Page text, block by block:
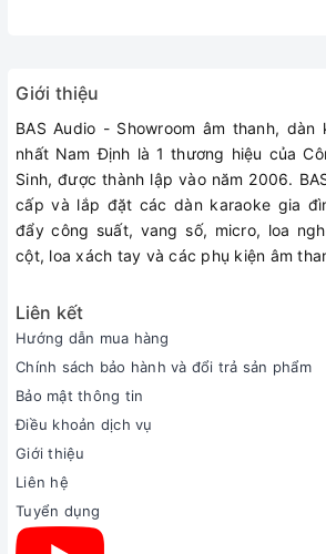
có cổng 3,5mm một cách dễ dàng như
Bose S1 Pro
?? CHÍNH SÁCH MUA BÁN HÀNG
Cam kết sản phẩm chính hãng 100%,
nếu sản phẩm bị lỗi do vận chuyển
Quý khách lấy "Mã giảm giá" trước
hưởng ưu đãi khi mua hàng.
Sản phẩm luôn được kiểm tra kỹ &
Quý khách vui lòng kiểm tra lại mã
trước khi đặt hàng
Giao hàng toàn quốc
☎️ HOTLINE 24/7: 094 309 6698
Showroom: 573 Trần Hưng Đạo kéo dài,
#mickaraoke #mickhongday #micloakeo
#micgiare #Micjk #MicJKB1Pro
Giới thiệu
BAS Audio - Showroom âm thanh, dàn
nhất Nam Định là 1 thương hiệu của
Sinh, được thành lập vào năm 2006.
cấp và lắp đặt các dàn karaoke gia
đẩy công suất, vang số, micro, loa
cột, loa xách tay và các phụ kiện âm
Liên kết
Hướng dẫn mua hàng
Chính sách bảo hành và đổi trả sản phẩm
Bảo mật thông tin
Điều khoản dịch vụ
Giới thiệu
Liên hệ
Tuyển dụng